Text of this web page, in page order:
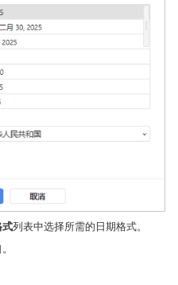
式列表中选择所需的日期格式。